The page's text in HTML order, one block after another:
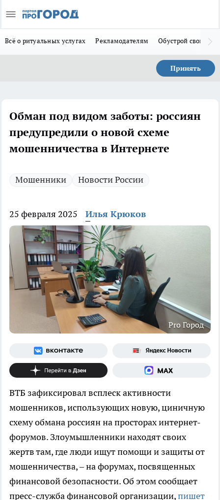
Всё о ритуальных услугах Рекламодателям Обустрой свой дом
Принять
Обман под видом заботы: россиян
предупредили о новой схеме
мошенничества в Интернете
Мошенники Новости России
25 февраля 2025 Илья Крюков
Pro Город
ВТБ зафиксировал всплеск активности
мошенников, использующих новую, циничную
схему обмана россиян на просторах интернет-
форумов. Злоумышленники находят своих
жертв там, где люди ищут помощи и защиты от
мошенничества, – на форумах, посвященных
финансовой безопасности. Об этом сообщает
пресс-служба финансовой организации,пишет